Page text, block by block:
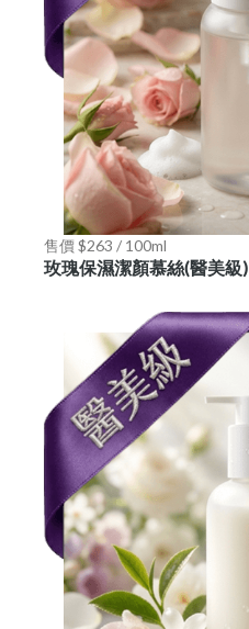
售價 $263 / 100ml
玫瑰保濕潔顏慕絲(醫美級)